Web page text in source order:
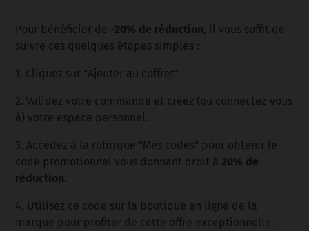
Pour bénéficier de -20% de réduction, il vous suffit de
suivre ces quelques étapes simples :
1. Cliquez sur "Ajouter au coffret"
2. Validez votre commande et créez (ou connectez-vous
à) votre espace personnel.
3. Accédez à la rubrique "Mes codes" pour obtenir le
code promotionnel vous donnant droit à 20% de
réduction.
4. Utilisez ce code sur la boutique en ligne de la
marque pour profiter de cette offre exceptionnelle.